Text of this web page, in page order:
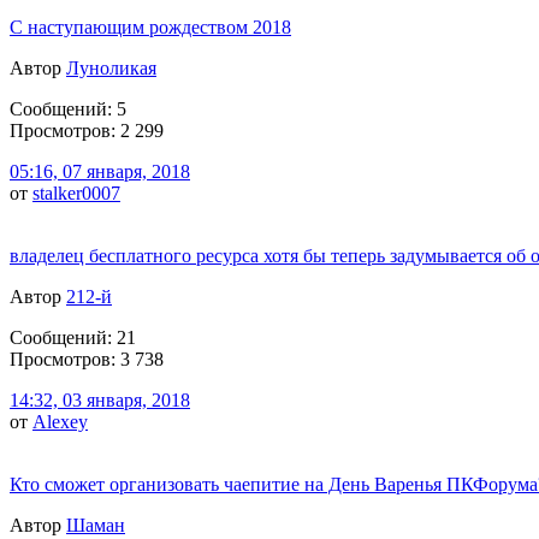
С наступающим рождеством 2018
Автор Луноликая
Сообщений: 5
Просмотров: 2 299
05:16, 07 января, 2018
от stalker0007
владелец бесплатного ресурса хотя бы теперь задумывается об
Автор 212-й
Сообщений: 21
Просмотров: 3 738
14:32, 03 января, 2018
от Alexey
Кто сможет организовать чаепитие на День Варенья
Автор Шаман